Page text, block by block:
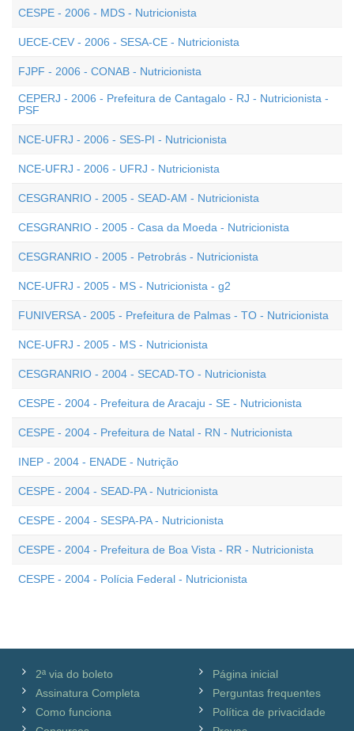
CESPE - 2006 - MDS - Nutricionista
UECE-CEV - 2006 - SESA-CE - Nutricionista
FJPF - 2006 - CONAB - Nutricionista
CEPERJ - 2006 - Prefeitura de Cantagalo - RJ - Nutricionista -
PSF
NCE-UFRJ - 2006 - SES-PI - Nutricionista
NCE-UFRJ - 2006 - UFRJ - Nutricionista
CESGRANRIO - 2005 - SEAD-AM - Nutricionista
CESGRANRIO - 2005 - Casa da Moeda - Nutricionista
CESGRANRIO - 2005 - Petrobrás - Nutricionista
NCE-UFRJ - 2005 - MS - Nutricionista - g2
FUNIVERSA - 2005 - Prefeitura de Palmas - TO - Nutricionista
NCE-UFRJ - 2005 - MS - Nutricionista
CESGRANRIO - 2004 - SECAD-TO - Nutricionista
CESPE - 2004 - Prefeitura de Aracaju - SE - Nutricionista
CESPE - 2004 - Prefeitura de Natal - RN - Nutricionista
INEP - 2004 - ENADE - Nutrição
CESPE - 2004 - SEAD-PA - Nutricionista
CESPE - 2004 - SESPA-PA - Nutricionista
CESPE - 2004 - Prefeitura de Boa Vista - RR - Nutricionista
CESPE - 2004 - Polícia Federal - Nutricionista
2ª via do boleto
Assinatura Completa
Como funciona
Página inicial
Perguntas frequentes
Política de privacidade